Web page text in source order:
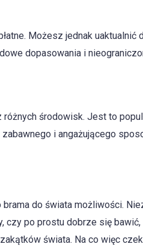
Możesz jednak uaktualnić
dopasowania i
środowisk. Jest to
i angażującego
brama do świata możliwości.
czy po prostu dobrze się
świata. Na co więc